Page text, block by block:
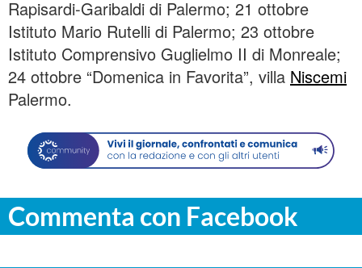
Rapisardi-Garibaldi di Palermo; 21 ottobre
Istituto Mario Rutelli di Palermo; 23 ottobre
Istituto Comprensivo Guglielmo II di Monreale;
24 ottobre “Domenica in Favorita”, villa Niscemi
Palermo.
Commenta con Facebook